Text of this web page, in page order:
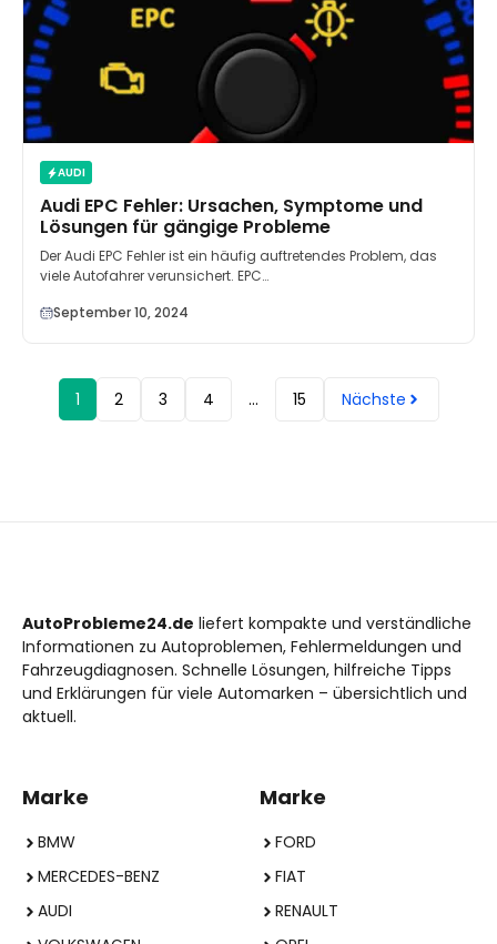
AUDI
Audi EPC Fehler: Ursachen, Symptome und
Lösungen für gängige Probleme
Der Audi EPC Fehler ist ein häufig auftretendes Problem, das
viele Autofahrer verunsichert. EPC…
September 10, 2024
1 2 3 4 … 15 Nächste
AutoProbleme24.de liefert kompakte und verständliche
Informationen zu Autoproblemen, Fehlermeldungen und
Fahrzeugdiagnosen. Schnelle Lösungen, hilfreiche Tipps
und Erklärungen für viele Automarken – übersichtlich und
aktuell.
Marke
BMW
MERCEDES-BENZ
AUDI
Marke
FORD
FIAT
RENAULT